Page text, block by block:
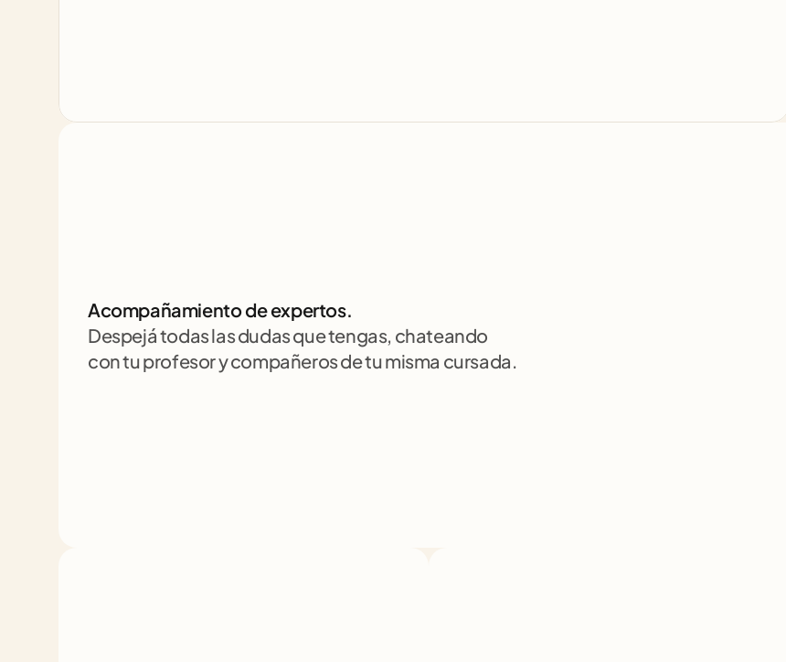
Acompañamiento de expertos.
Despejá todas las dudas que tengas, chateando
con tu profesor y compañeros de tu misma cursada.